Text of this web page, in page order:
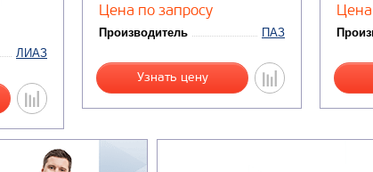
ЛИАЗ
Цена по запросу
Производитель ПАЗ
Узнать цену